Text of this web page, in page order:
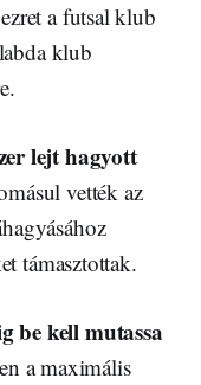
a futsal klub
klub
lejt hagyott
vették az
támasztottak.
be kell mutassa
a maximális